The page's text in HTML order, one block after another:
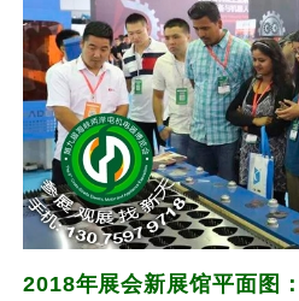
2018年展会新展馆平面图：